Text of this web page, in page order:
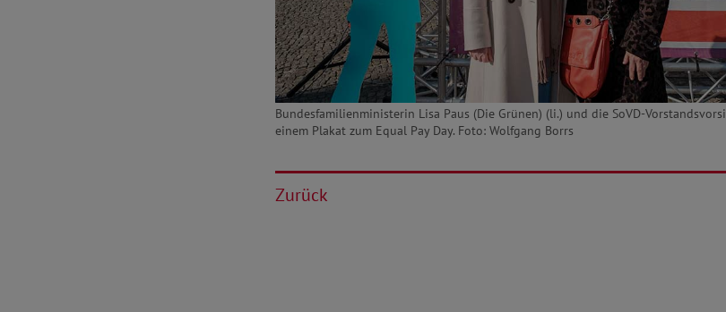
Bundesfamilienministerin Lisa Paus (Die Grünen) (li.) und die SoVD-
einem Plakat zum Equal Pay Day. Foto: Wolfgang Borrs
Zurück